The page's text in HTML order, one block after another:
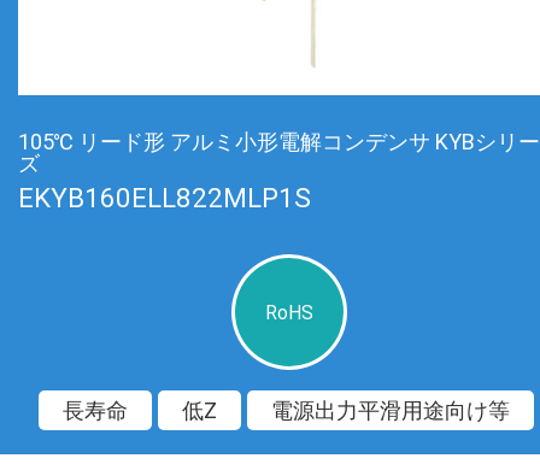
105℃ リード形 アルミ小形電解コンデンサ KYBシリー
ズ
EKYB160ELL822MLP1S
RoHS
長寿命 低Z 電源出力平滑用途向け等